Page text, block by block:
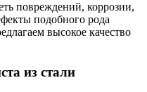
повреждений, коррозии,
подобного рода
высокое качество
из стали